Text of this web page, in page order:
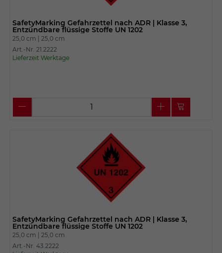
SafetyMarking Gefahrzettel nach ADR | Klasse 3,
Entzündbare flüssige Stoffe UN 1202
25,0 cm | 25,0 cm
Art.-Nr. 21.2222
Lieferzeit Werktage
SafetyMarking Gefahrzettel nach ADR | Klasse 3,
Entzündbare flüssige Stoffe UN 1202
25,0 cm | 25,0 cm
Art.-Nr. 43.2222